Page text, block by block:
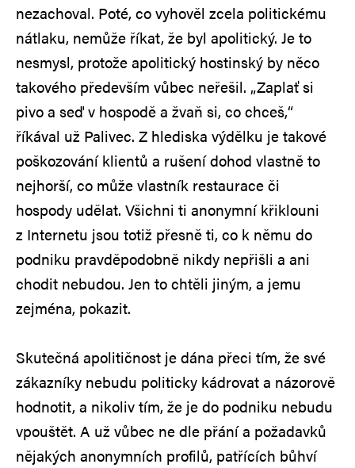
nezachoval. Poté, co vyhověl zcela politickému
nátlaku, nemůže říkat, že byl apolitický. Je to
nesmysl, protože apolitický hostinský by něco
takového především vůbec neřešil. „Zaplať si
pivo a seď v hospodě a žvaň si, co chceš,“
říkával už Palivec. Z hlediska výdělku je takové
poškozování klientů a rušení dohod vlastně to
nejhorší, co může vlastník restaurace či
hospody udělat. Všichni ti anonymní křiklouni
z Internetu jsou totiž přesně ti, co k němu do
podniku pravděpodobně nikdy nepřišli a ani
chodit nebudou. Jen to chtěli jiným, a jemu
zejména, pokazit.
Skutečná apolitičnost je dána přeci tím, že své
zákazníky nebudu politicky kádrovat a názorově
hodnotit, a nikoliv tím, že je do podniku nebudu
vpouštět. A už vůbec ne dle přání a požadavků
nějakých anonymních profilů, patřících bůhví